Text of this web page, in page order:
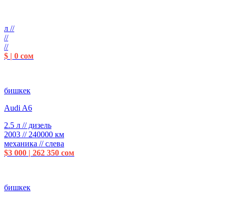
л //
//
//
$ | 0 сом
бишкек
Audi A6
2.5 л // дизель
2003 // 240000 км
механика // слева
$3 000 | 262 350 сом
бишкек